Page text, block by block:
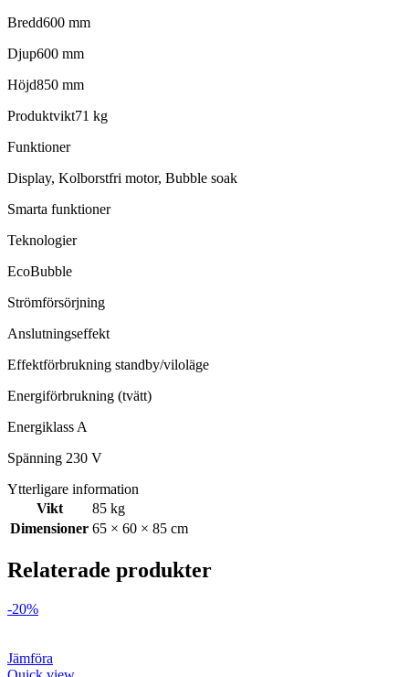
Bredd600 mm
Djup600 mm
Höjd850 mm
Produktvikt71 kg
Funktioner
Display, Kolborstfri motor, Bubble soak
Smarta funktioner
Teknologier
EcoBubble
Strömförsörjning
Anslutningseffekt
Effektförbrukning standby/viloläge
Energiförbrukning (tvätt)
Energiklass A
Spänning 230 V
Ytterligare information
Vikt
85 kg
Dimensioner 65 × 60 × 85 cm
Relaterade produkter
-20%
Jämföra